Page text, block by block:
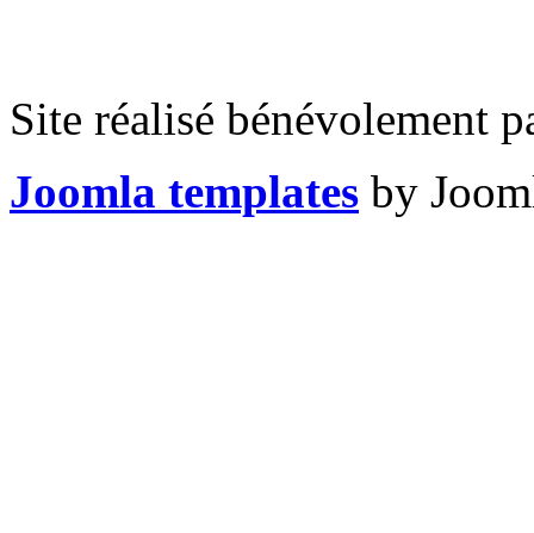
Site réalisé bénévolement
Joomla templates by